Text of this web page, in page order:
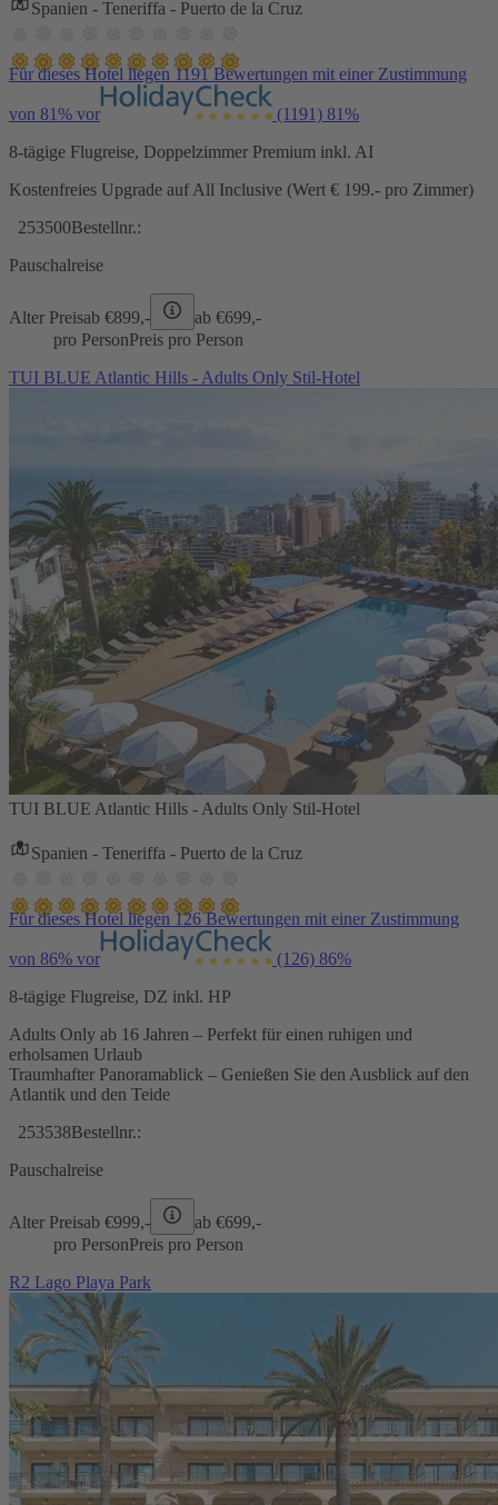
Spanien - Teneriffa - Puerto de la Cruz
Für dieses Hotel liegen 1191 Bewertungen mit einer Zustimmung
von 81% vor (1191) 81%
8-tägige Flugreise, Doppelzimmer Premium inkl. AI
Kostenfreies Upgrade auf All Inclusive (Wert € 199.- pro Zimmer)
253500Bestellnr.:
Pauschalreise
Alter Preisab €899,- ab €699,-
pro PersonPreis pro Person
TUI BLUE Atlantic Hills - Adults Only Stil-Hotel
TUI BLUE Atlantic Hills - Adults Only Stil-Hotel
Spanien - Teneriffa - Puerto de la Cruz
Für dieses Hotel liegen 126 Bewertungen mit einer Zustimmung
von 86% vor (126) 86%
8-tägige Flugreise, DZ inkl. HP
Adults Only ab 16 Jahren – Perfekt für einen ruhigen und
erholsamen Urlaub
Traumhafter Panoramablick – Genießen Sie den Ausblick auf den
Atlantik und den Teide
253538Bestellnr.:
Pauschalreise
Alter Preisab €999,- ab €699,-
pro PersonPreis pro Person
R2 Lago Playa Park